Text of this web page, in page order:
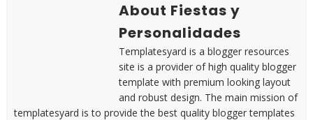
About Fiestas y
Personalidades
Templatesyard is a blogger resources
site is a provider of high quality blogger
template with premium looking layout
and robust design. The main mission of
templatesyard is to provide the best quality blogger templates